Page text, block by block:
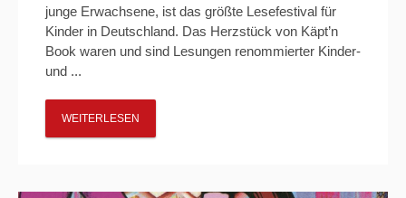
junge Erwachsene, ist das größte Lesefestival für
Kinder in Deutschland. Das Herzstück von Käpt’n
Book waren und sind Lesungen renommierter Kinder-
und ...
WEITERLESEN